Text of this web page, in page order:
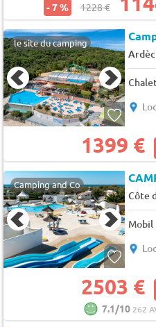
- 7 % 1228 €
le site du camping
1399 €
Camping and Co
Côte
Mobil
2503 €
7.1/10 262